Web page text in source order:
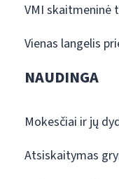
VMI skaitmeninė
Vienas langelis
NAUDINGA
Mokesčiai ir jų
Atsiskaitymas